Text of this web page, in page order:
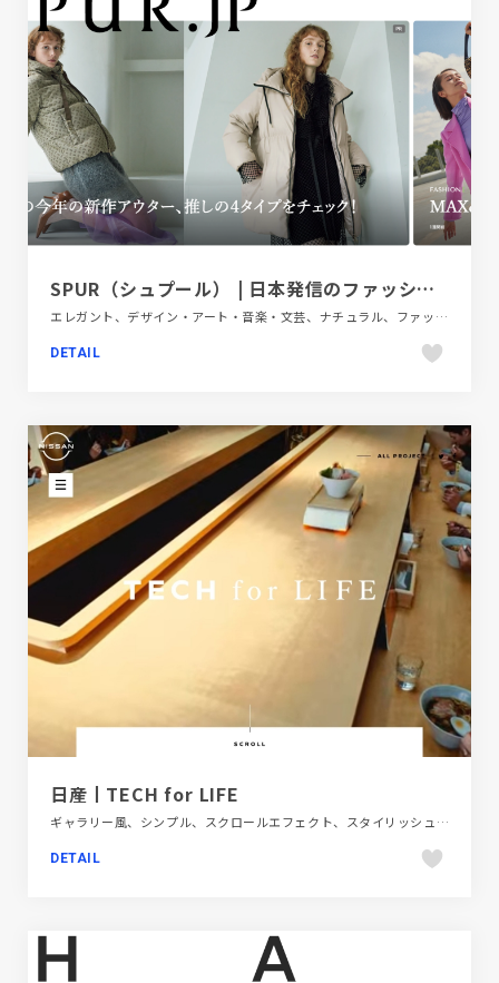
SPUR（シュプール） | 日本発信のファッショントレンド情報サイト
エレガント、デザイン・アート・音楽・文芸、ナチュラル、ファッション・ビューティー、ベージュ・ゴールド系、ホワイト系、メディアサイト、大きめ写真
DETAIL
日産丨TECH for LIFE
ギャラリー風、シンプル、スクロールエフェクト、スタイリッシュ、タイポグラフィー、ダイナミック、テクノロジー・サイエンス、ブランド・サービスサイト、ホワイト系、モーション多め、大きめ写真、自動車・乗り物・交通
DETAIL